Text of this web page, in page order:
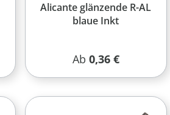
Alicante glänzende R-AL
blaue Inkt
Regulärer Preis:
Ab 0,36 €